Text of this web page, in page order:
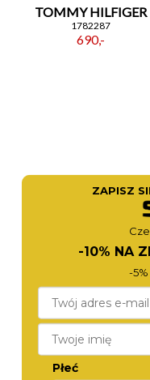
TOMMY HILFIGER
1782287
690,-
BERING
590,-
ZAPISZ
-10% NA
-
Płeć